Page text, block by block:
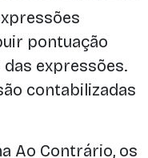
pontuação
expressões.
contabilizadas
Ao Contrário, os